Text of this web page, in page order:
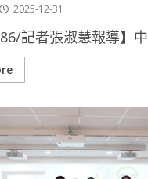
2025-12-31
記者張淑慧報導】中